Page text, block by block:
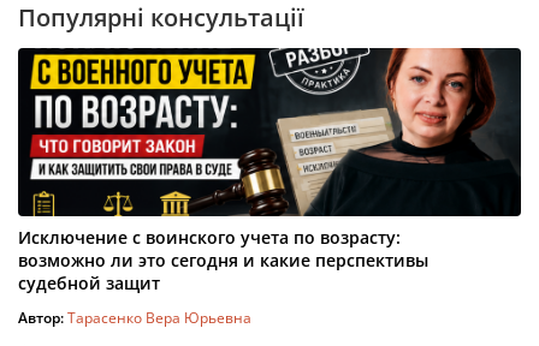
Популярні консультації
Исключение с воинского учета по возрасту:
возможно ли это сегодня и какие перспективы
судебной защит
Автор:Тарасенко Вера Юрьевна